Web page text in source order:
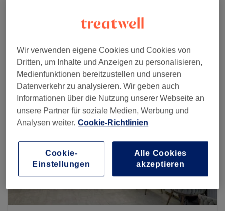
Mehr Salons anzeigen
Wir verwenden eigene Cookies und Cookies von
Dritten, um Inhalte und Anzeigen zu personalisieren,
Medienfunktionen bereitzustellen und unseren
Datenverkehr zu analysieren. Wir geben auch
Informationen über die Nutzung unserer Webseite an
unsere Partner für soziale Medien, Werbung und
Analysen weiter. Cookie-Richtlinien
Cookie-
Einstellungen
Alle Cookies
akzeptieren